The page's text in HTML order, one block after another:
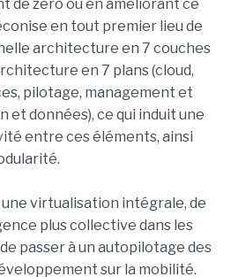
de zéro ou en améliorant ce
en tout premier lieu de
architecture en 7 couches
en 7 plans (cloud,
pilotage, management et
données), ce qui induit une
entre ces éléments, ainsi
virtualisation intégrale, de
plus collective dans les
passer à un autopilotage des
sur la mobilité.